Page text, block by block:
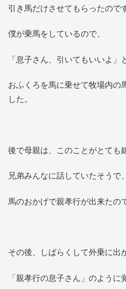
引き馬だけさせてもらったので
僕が乗馬をしているので、
「息子さん、引いてもいいよ」
おふくろを馬に乗せて牧場内の
した。
後で母親は、このことがとても
兄弟みんなに話していたそうで
馬のおかげで親孝行が出来たの
その後、しばらくして外乗に出
「親孝行の息子さん」のように